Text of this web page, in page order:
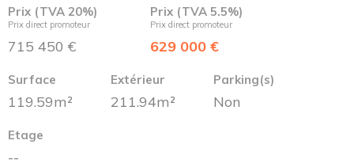
Prix (TVA 20%)
Prix direct promoteur
715 450 €
Prix (TVA 5.5%)
Prix direct promoteur
629 000 €
Surface
119.59m²
Extérieur
211.94m²
Parking(s)
Non
Etage
--